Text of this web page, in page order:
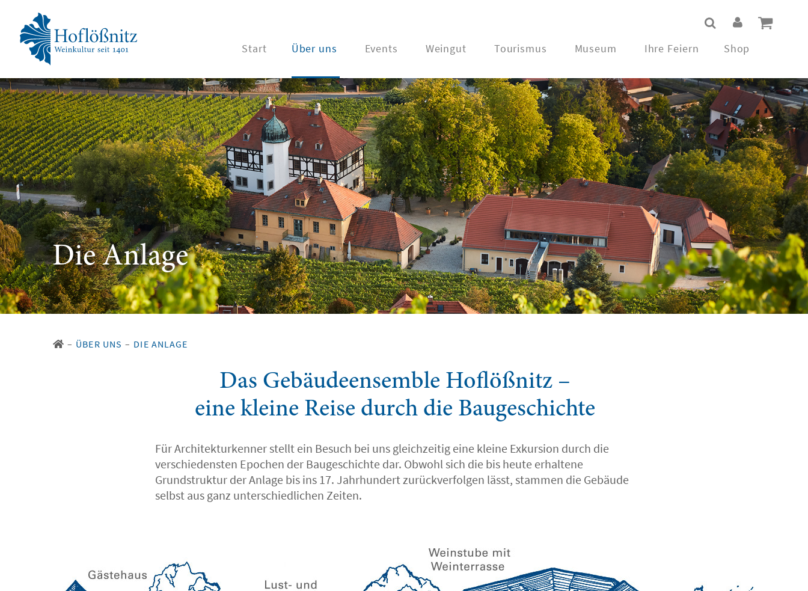
Start Über uns Events Weingut Tourismus Museum Ihre Feiern Shop
Die Anlage
– ÜBER UNS – DIE ANLAGE
Das Gebäudeensemble Hoflößnitz –
eine kleine Reise durch die Baugeschichte
Für Architekturkenner stellt ein Besuch bei uns gleichzeitig eine kleine Exkursion durch die
verschiedensten Epochen der Baugeschichte dar. Obwohl sich die bis heute erhaltene
Grundstruktur der Anlage bis ins 17. Jahrhundert zurückverfolgen lässt, stammen die Gebäude
selbst aus ganz unterschiedlichen Zeiten.